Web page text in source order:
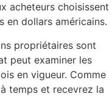
acheteurs choisissent
en dollars américains.
propriétaires sont
peut examiner les
en vigueur. Comme
temps et recevrez la